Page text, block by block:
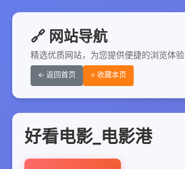
🔗 网站导航
精选优质网站，为您提供便捷的浏览体验
← 返回首页 ⭐ 收藏本页
好看电影_电影港